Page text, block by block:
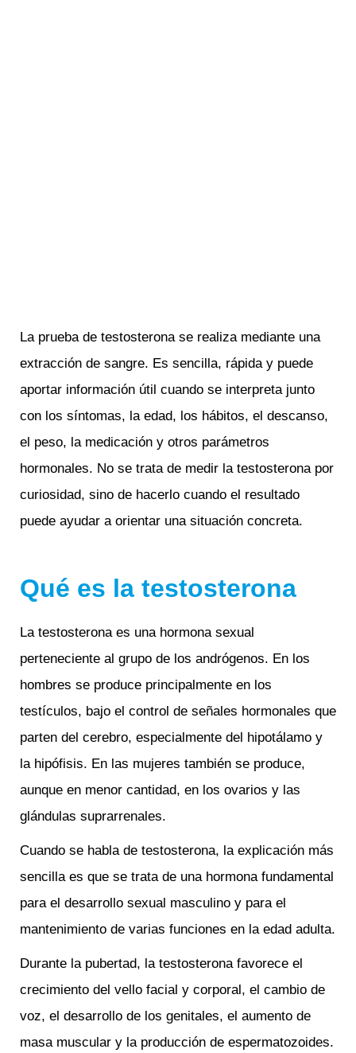
La prueba de testosterona se realiza mediante una
extracción de sangre. Es sencilla, rápida y puede
aportar información útil cuando se interpreta junto
con los síntomas, la edad, los hábitos, el descanso,
el peso, la medicación y otros parámetros
hormonales. No se trata de medir la testosterona por
curiosidad, sino de hacerlo cuando el resultado
puede ayudar a orientar una situación concreta.
Qué es la testosterona
La testosterona es una hormona sexual
perteneciente al grupo de los andrógenos. En los
hombres se produce principalmente en los
testículos, bajo el control de señales hormonales que
parten del cerebro, especialmente del hipotálamo y
la hipófisis. En las mujeres también se produce,
aunque en menor cantidad, en los ovarios y las
glándulas suprarrenales.
Cuando se habla de testosterona, la explicación más
sencilla es que se trata de una hormona fundamental
para el desarrollo sexual masculino y para el
mantenimiento de varias funciones en la edad adulta.
Durante la pubertad, la testosterona favorece el
crecimiento del vello facial y corporal, el cambio de
voz, el desarrollo de los genitales, el aumento de
masa muscular y la producción de espermatozoides.